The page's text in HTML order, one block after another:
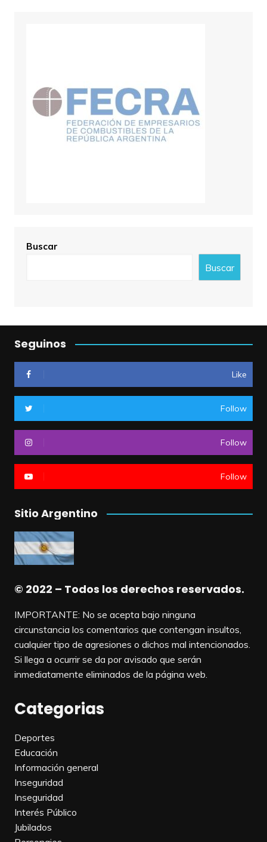
Buscar
Buscar
Seguinos
Like
Follow
Follow
Follow
Sitio Argentino
© 2022 – Todos los derechos reservados.
IMPORTANTE: No se acepta bajo ninguna
circunstancia los comentarios que contengan insultos,
cualquier tipo de agresiones o dichos mal intencionados.
Si llega a ocurrir se da por avisado que serán
inmediatamente eliminados de la página web.
Categorias
Deportes
Educación
Información general
Inseguridad
Inseguridad
Interés Público
Jubilados